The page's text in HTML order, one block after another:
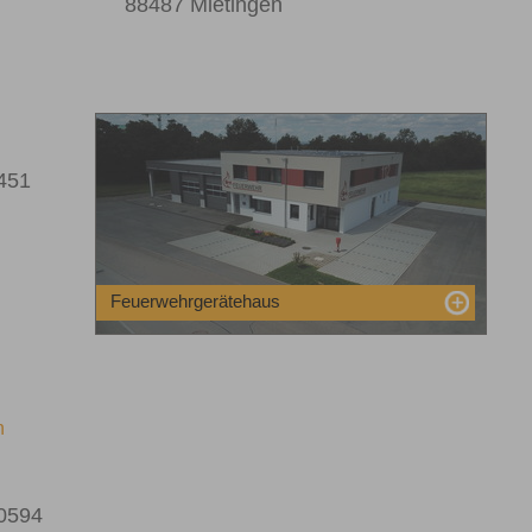
88487 Mietingen
Feuerwehrgerätehaus